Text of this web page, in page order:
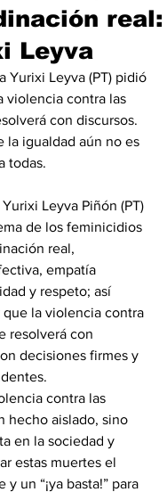
real:
Leyva
violencia contra las
con discursos.
todas.
Leyva Piñón (PT)
de los feminicidios
real,
empatía
y respeto; así
la violencia contra
resolverá con
decisiones firmes y
contra las
hecho aislado, sino
en la sociedad y
estas muertes el
un “¡ya basta!” para